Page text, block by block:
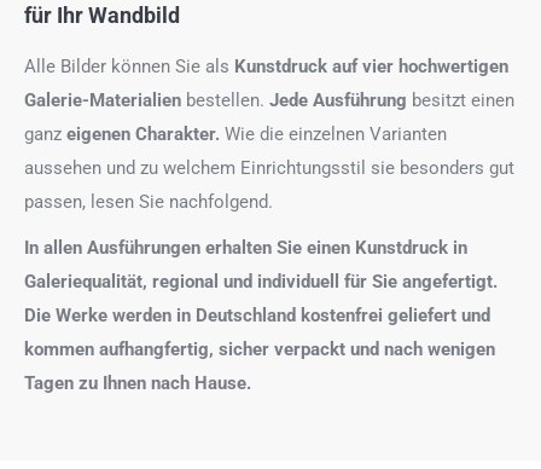
für Ihr Wandbild
Alle Bilder können Sie als Kunstdruck auf vier hochwertigen
Galerie-Materialien bestellen. Jede Ausführung besitzt einen
ganz eigenen Charakter. Wie die einzelnen Varianten
aussehen und zu welchem Einrichtungsstil sie besonders gut
passen, lesen Sie nachfolgend.
In allen Ausführungen erhalten Sie einen Kunstdruck in
Galeriequalität, regional und individuell für Sie angefertigt.
Die Werke werden in Deutschland kostenfrei geliefert und
kommen aufhangfertig, sicher verpackt und nach wenigen
Tagen zu Ihnen nach Hause.